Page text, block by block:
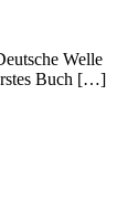
Welle
Buch […]